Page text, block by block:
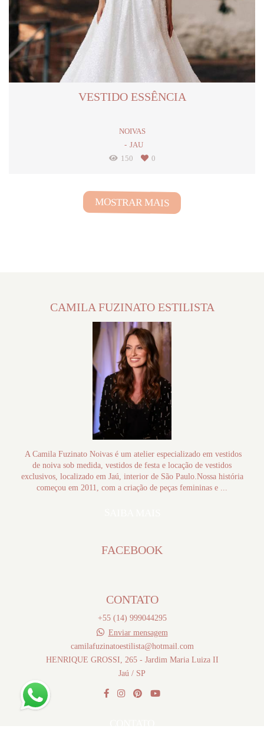
VESTIDO ESSÊNCIA
NOIVAS
JAU
150
0
MOSTRAR MAIS
CAMILA FUZINATO ESTILISTA
A Camila Fuzinato Noivas é um atelier especializado em vestidos
de noiva sob medida, vestidos de festa e locação de vestidos
exclusivos, localizado em Jaú, interior de São Paulo.Nossa história
começou em 2011, com a criação de peças femininas e ...
FACEBOOK
CONTATO
+55 (14) 999044295
Enviar mensagem
camilafuzinatoestilista@hotmail.com
HENRIQUE GROSSI, 265 - Jardim Maria Luiza II
Jaú / SP